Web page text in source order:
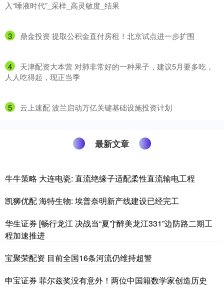
入“唾液时代”_采样_高灵敏度_结果
3 ​鼎金投资 提取公积金直付房租！北京试点进一步扩围
4
​天津配资大本营 对肺非常好的一种果子，建议5月要多吃，
人人吃得起，现正当季
5 ​云上速配 波兰启动万亿关键基础设施投资计划
最新文章
牛牛策略 大连电瓷: 直流绝缘子适配柔性直流输电工程
凯狮优配 海特生物: 埃普奈明新产线建设已经完工
华生证券 [畅行龙江 决战当“夏”]“醉美龙江331”边防路二期工
程加速推进
宝聚荣配资 目前全国16条河流仍维持超警
申宝证券 菲尔兹奖没有意外！两位中国籍数学家创造历史